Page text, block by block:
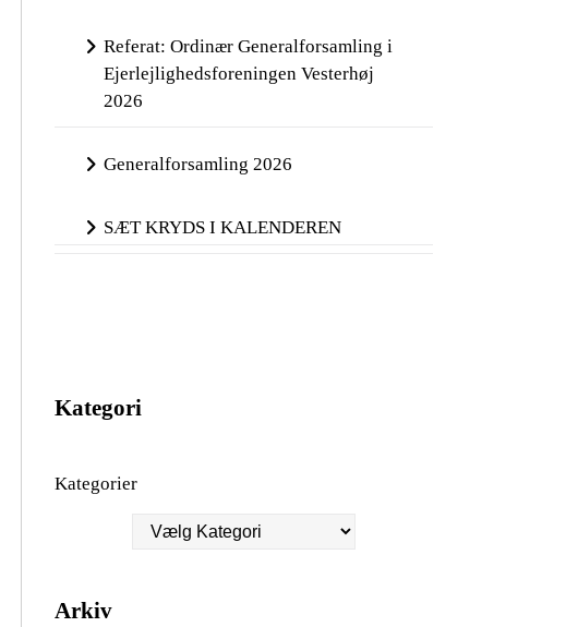
Referat: Ordinær Generalforsamling i
Ejerlejlighedsforeningen Vesterhøj
2026
Generalforsamling 2026
SÆT KRYDS I KALENDEREN
Kategori
Kategorier
Arkiv